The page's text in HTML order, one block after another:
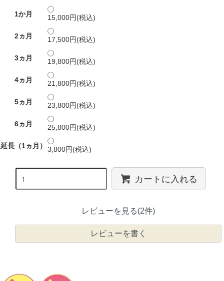
1か月 15,000円(税込)
2ヵ月 17,500円(税込)
3ヵ月 19,800円(税込)
4ヵ月 21,800円(税込)
5ヵ月 23,800円(税込)
6ヵ月 25,800円(税込)
延長（1ヵ月） 3,800円(税込)
カートに入れる
レビューを見る(2件)
レビューを書く